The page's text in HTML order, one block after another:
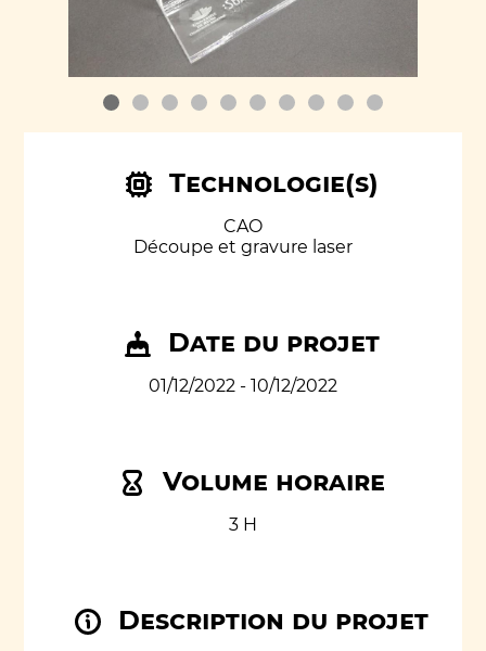
Date du projet
01/12/2022 - 10/12/2022
Volume horaire
3 H
Technologie(s)
CAO
Découpe et gravure laser
Description du projet